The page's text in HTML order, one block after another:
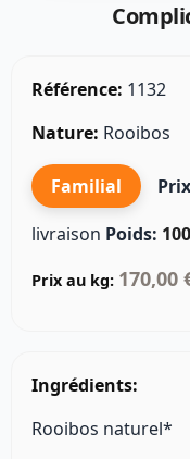
Référence: 1132
Nature: Rooibos
Familial
livraison Poids: 100
Prix au kg: 170,00
Ingrédients:
Rooibos naturel*